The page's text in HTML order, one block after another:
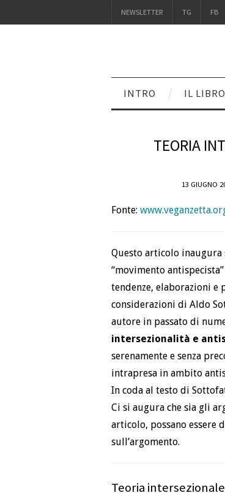
NEWSLETTER TG FB
INTRO IL LIBRO
TEORIA
13 GIUGNO
Fonte:
Questo articolo
“movimento
tendenze, elaborazioni
considerazioni di Aldo
autore in passato di
intersezionalità e
serenamente e senza
intrapresa in ambito
In coda al testo di
Ci si augura che sia gli
articolo, possano
sull’argomento.
Teoria